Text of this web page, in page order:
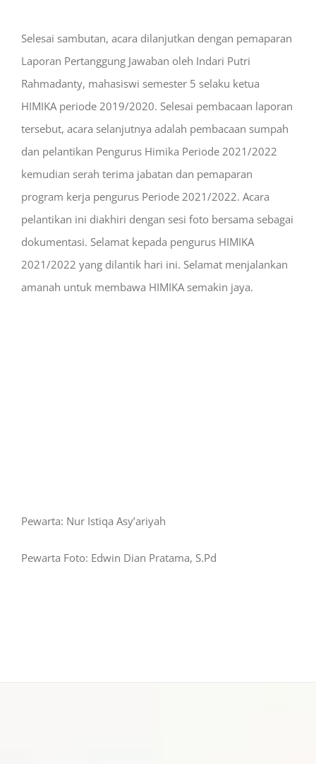
Selesai sambutan, acara dilanjutkan dengan pemaparan
Laporan Pertanggung Jawaban oleh Indari Putri
Rahmadanty, mahasiswi semester 5 selaku ketua
HIMIKA periode 2019/2020. Selesai pembacaan laporan
tersebut, acara selanjutnya adalah pembacaan sumpah
dan pelantikan Pengurus Himika Periode 2021/2022
kemudian serah terima jabatan dan pemaparan
program kerja pengurus Periode 2021/2022. Acara
pelantikan ini diakhiri dengan sesi foto bersama sebagai
dokumentasi. Selamat kepada pengurus HIMIKA
2021/2022 yang dilantik hari ini. Selamat menjalankan
amanah untuk membawa HIMIKA semakin jaya.
Pewarta: Nur Istiqa Asy’ariyah
Pewarta Foto: Edwin Dian Pratama, S.Pd